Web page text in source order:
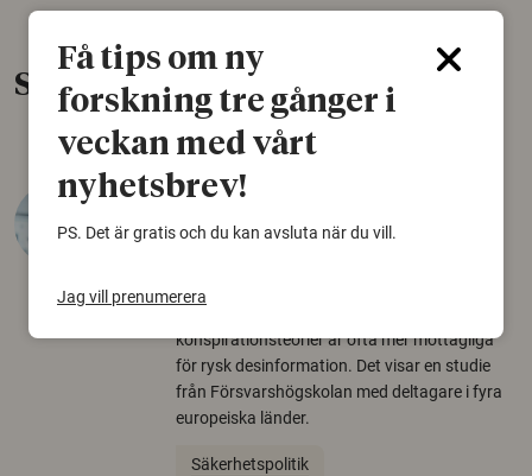
Senaste nytt
Varför tror vissa på rysk
desinformation?
konspirationsteorier är ofta mer mottagliga
för rysk desinformation. Det visar en studie
från Försvarshögskolan med deltagare i fyra
europeiska länder.
Säkerhetspolitik
Få tips om ny
forskning tre gånger i
veckan med vårt
nyhetsbrev!
PS. Det är gratis och du kan avsluta när du vill.
Jag vill prenumerera